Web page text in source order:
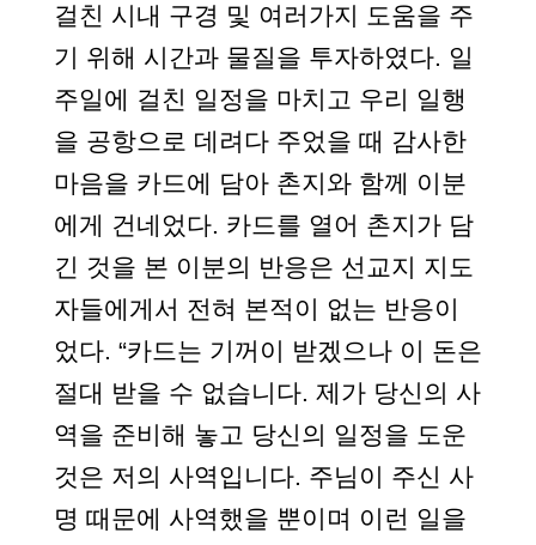
걸친 시내 구경 및 여러가지 도움을 주
기 위해 시간과 물질을 투자하였다. 일
주일에 걸친 일정을 마치고 우리 일행
을 공항으로 데려다 주었을 때 감사한
마음을 카드에 담아 촌지와 함께 이분
에게 건네었다. 카드를 열어 촌지가 담
긴 것을 본 이분의 반응은 선교지 지도
자들에게서 전혀 본적이 없는 반응이
었다. “카드는 기꺼이 받겠으나 이 돈은
절대 받을 수 없습니다. 제가 당신의 사
역을 준비해 놓고 당신의 일정을 도운
것은 저의 사역입니다. 주님이 주신 사
명 때문에 사역했을 뿐이며 이런 일을